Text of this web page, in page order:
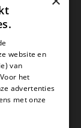
website en
van
het
advertenties
met onze